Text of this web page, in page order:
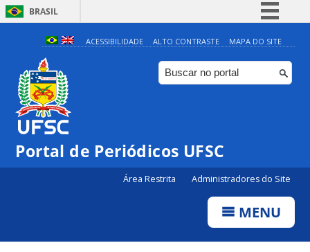
BRASIL
Simplifique!
Comunica BR
Participe
Canais
ACESSIBILIDADE ALTO CONTRASTE MAPA DO SITE
Portal de Periódicos UFSC
Área Restrita Administradores do Site
MENU